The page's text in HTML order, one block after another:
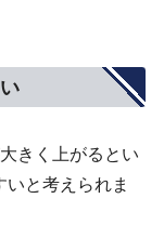
きく上がるとい
と考えられま